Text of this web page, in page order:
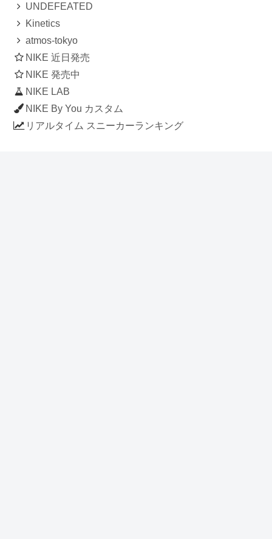
UNDEFEATED
Kinetics
atmos-tokyo
NIKE 近日発売
NIKE 発売中
NIKE LAB
NIKE By You カスタム
リアルタイム スニーカーランキング